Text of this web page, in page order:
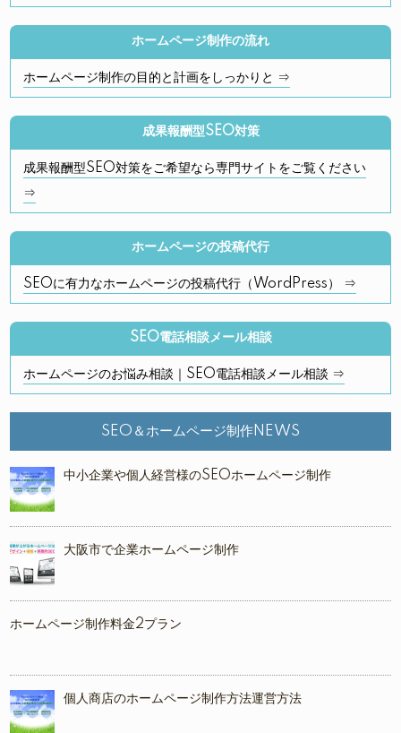
ホームページ制作の流れ
ホームページ制作の目的と計画をしっかりと ⇒
成果報酬型SEO対策
成果報酬型SEO対策をご希望なら専門サイトをご覧ください
⇒
ホームページの投稿代行
SEOに有力なホームページの投稿代行（WordPress） ⇒
SEO電話相談メール相談
ホームページのお悩み相談｜SEO電話相談メール相談 ⇒
SEO＆ホームページ制作NEWS
中小企業や個人経営様のSEOホームページ制作
大阪市で企業ホームページ制作
ホームページ制作料金2プラン
個人商店のホームページ制作方法運営方法